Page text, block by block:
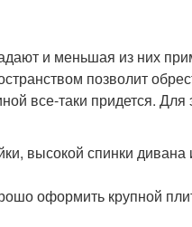
и меньшая из них
позволит
все-таки придется. Для
высокой спинки дивана
оформить крупной